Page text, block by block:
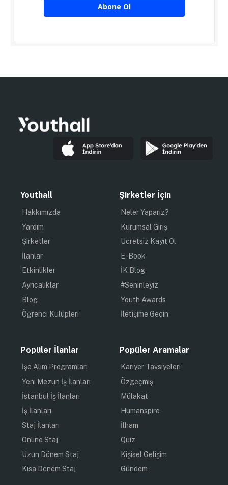
Abone Ol
Youthall
Hakkımızda
Yardım
Şirketler
İlanlar
Etkinlikler
Ayrıcalıklar
Blog
Öğrenci Kulüpleri
Şirketler İçin
Neler Yaparız?
Kurumsal Giriş
Ücretsiz Kayıt Ol
E-Book
İK Blog
#Seninleyiz
Youth Awards
İletişime Geçin
Popüler İlanlar
İşe Alım Programları
Yeni Mezun İş İlanları
İstanbul İş İlanları
İş İlanları
Staj İlanları
Online Staj
Uzun Dönem Staj
Kısa Dönem Staj
Popüler Aramalar
Kariyer Tavsiyeleri
Özgeçmiş
Mülakat
Humanspire
İlham
Quiz
Kişisel Gelişim
Gündem